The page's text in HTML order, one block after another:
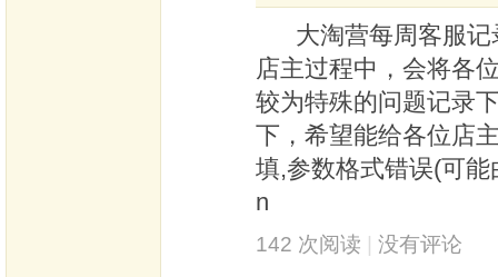
大淘营每周客服记
店主过程中，会将各
较为特殊的问题记录
下，希望能给各位
填,参数格式错误(可
n
142 次阅读 没有评论